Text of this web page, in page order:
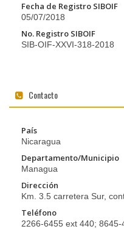
Fecha de Registro SIBOIF
05/07/2018
No. Registro SIBOIF
SIB-OIF-XXVI-318-2018
Contacto
País
Nicaragua
Departamento/Municipio
Managua
Dirección
Km. 3.5 carretera Sur,
Teléfono
2266-6455 ext 440; 8645-